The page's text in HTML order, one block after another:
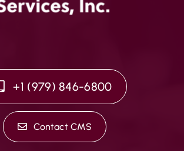
+1 (979) 846-6800
Contact CMS